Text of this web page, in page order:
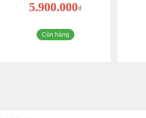
5.900.000₫
Còn hàng